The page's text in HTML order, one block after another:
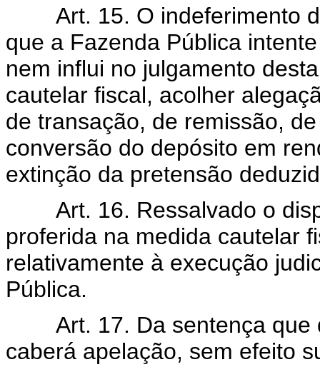
Art. 15. O indeferimento
que a Fazenda Pública
nem influi no julgamento
cautelar fiscal, acolher
de transação, de remissão,
conversão do depósito em
extinção da pretensão
Art. 16. Ressalvado o
proferida na medida cautelar
relativamente à execução
Pública.
Art. 17. Da sentença
caberá apelação, sem efeito